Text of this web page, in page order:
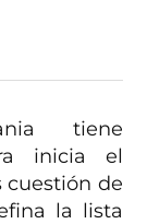
tiene
inicia el
cuestión de
la lista